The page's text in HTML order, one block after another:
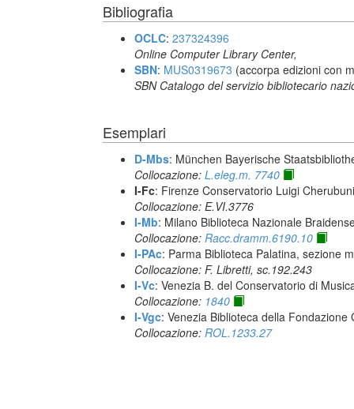
Bibliografia
OCLC: 237324396
Online Computer Library Center,
SBN: MUS0319673 (accorpa edizioni con
SBN Catalogo del servizio bibliotecario
Esemplari
D-Mbs: München Bayerische
Collocazione: L.eleg.m. 7740
I-Fc: Firenze Conservatorio Luigi Cherubuni
Collocazione: E.VI.3776
I-Mb: Milano Biblioteca Nazionale
Collocazione: Racc.dramm.6190.10
I-PAc: Parma Biblioteca Palatina, sezione
Collocazione: F. Libretti, sc.192.243
I-Vc: Venezia B. del Conservatorio di
Collocazione: 1840
I-Vgc: Venezia Biblioteca della Fondazione
Collocazione: ROL.1233.27